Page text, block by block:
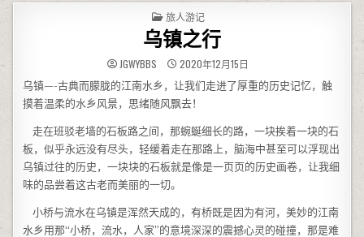
POSTED IN
旅人游记
乌镇之行
JGWYBBS 2020年12月15日
乌镇—-古典而朦胧的江南水乡，让我们走进了厚重的历史记忆，触
摸着温柔的水乡风景，思绪随风飘去！
走在班驳老墙的石板路之间，那蜿蜒细长的路，一块挨着一块的石
板，似乎永远没有尽头，轻缓着走在那路上，脑海中甚至可以浮现出
乌镇过往的历史，一块块的石板就是像是一页页的历史画卷，让我细
味的品尝着这古老而美丽的一切。
小桥与流水在乌镇是浑然天成的，有桥既是因为有河，美妙的江南
水乡用那“小桥，流水，人家”的意境深深的震撼心灵的碰撞，那是难